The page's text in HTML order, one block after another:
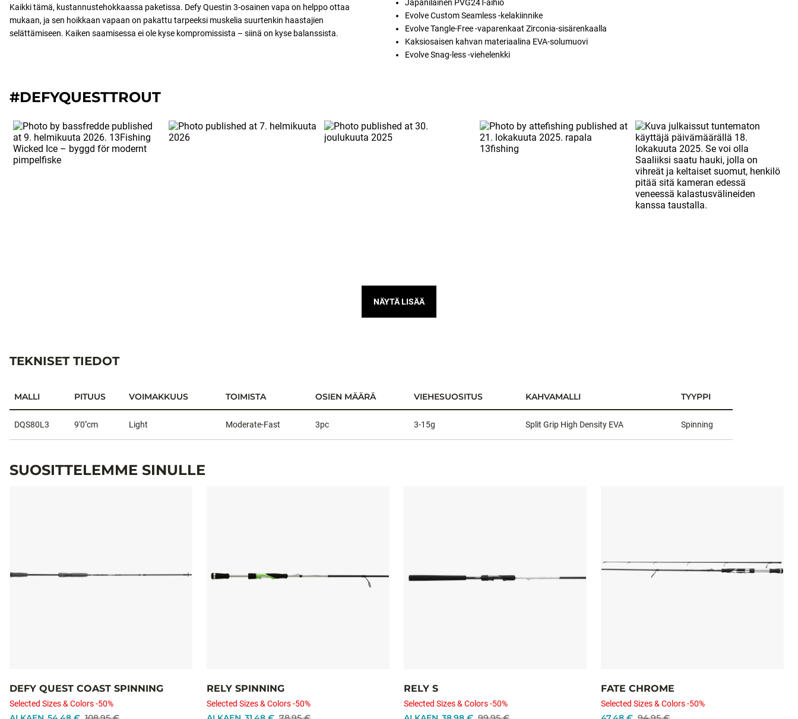
Kaikki tämä, kustannustehokkaassa paketissa. Defy Questin 3-osainen vapa on helppo ottaa
mukaan, ja sen hoikkaan vapaan on pakattu tarpeeksi muskelia suurtenkin haastajien
selättämiseen. Kaiken saamisessa ei ole kyse kompromissista – siinä on kyse balanssista.
Japanilainen PVG24T-aihio
Evolve Custom Seamless -kelakiinnike
Evolve Tangle-Free -vaparenkaat Zirconia-sisärenkaalla
Kaksiosaisen kahvan materiaalina EVA-solumuovi
Evolve Snag-less -viehelenkki
#DEFYQUESTTROUT
NÄYTÄ LISÄÄ
TEKNISET TIEDOT
MALLI PITUUS VOIMAKKUUS TOIMISTA OSIEN MÄÄRÄ VIEHESUOSITUS KAHVAMALLI TYYPPI
DQS80L3 9'0''cm Light Moderate-Fast 3pc 3-15g Split Grip High Density EVA Spinning
SUOSITTELEMME SINULLE
DEFY QUEST COAST SPINNING
Selected Sizes & Colors -50%
RELY SPINNING
Selected Sizes & Colors -50%
RELY S
Selected Sizes & Colors -50%
FATE CHROME
Selected Sizes & Colors -50%